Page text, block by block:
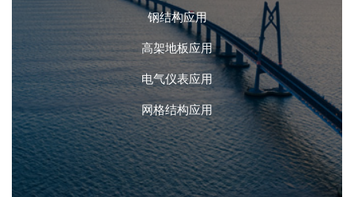
钢结构应用
高架地板应用
电气仪表应用
网格结构应用